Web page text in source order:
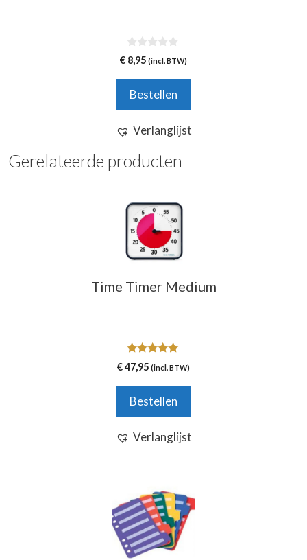
0
v
5
€ 8,95 (incl. BTW)
Bestellen
Verlanglijst
Gerelateerde producten
Time Timer Medium
5.00
van 5
€47,95 (incl. BTW)
Bestellen
Verlanglijst